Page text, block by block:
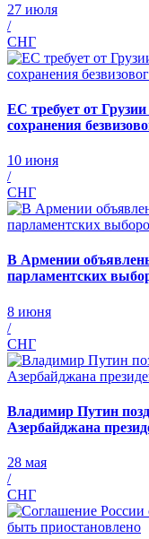
27 июля
/
СНГ
ЕС требует от
сохранения
10 июня
/
СНГ
В Армении
парламентских
8 июня
/
СНГ
Владимир Путин
Азербайджана
28 мая
/
СНГ